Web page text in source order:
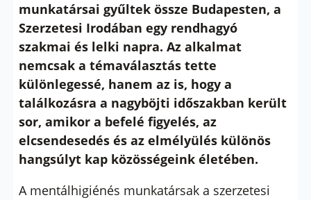
munkatársai gyűltek össze Budapesten, a
Szerzetesi Irodában egy rendhagyó
szakmai és lelki napra. Az alkalmat
nemcsak a témaválasztás tette
különlegessé, hanem az is, hogy a
találkozásra a nagyböjti időszakban került
sor, amikor a befelé figyelés, az
elcsendesedés és az elmélyülés különös
hangsúlyt kap közösségeink életében.
A mentálhigiénés munkatársak a szerzetesi